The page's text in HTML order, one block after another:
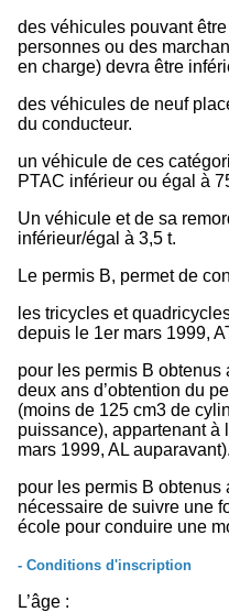
des véhicules pouvant
personnes ou des
en charge) devra être
des véhicules de neuf
du conducteur.
un véhicule de ces
PTAC inférieur ou égal à
Un véhicule et de sa
inférieur/égal à 3,5 t.
Le permis B, permet de
les tricycles et
depuis le 1er mars 1999,
pour les permis B obtenus
deux ans d’obtention du
(moins de 125 cm3 de
puissance), appartenant à
mars 1999, AL auparavant).
pour les permis B obtenus
nécessaire de suivre une
école pour conduire une
- Conditions d'inscription
L’âge :